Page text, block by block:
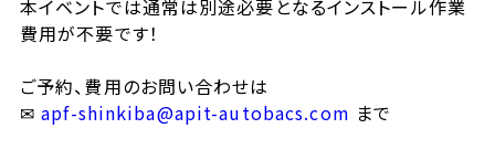
本イベントでは通常は別途必要となるインストール作業
費用が不要です！
ご予約、費用のお問い合わせは
✉apf-shinkiba@apit-autobacs.com まで